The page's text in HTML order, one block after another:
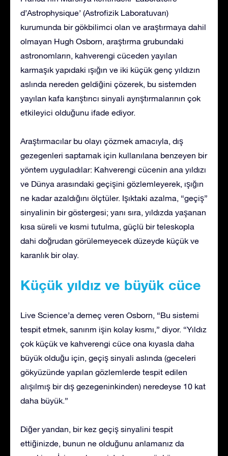
d’Astrophysique’ (Astrofizik Laboratuvarı)
kurumunda bir gökbilimci olan ve araştırmaya dahil
olmayan Hugh Osborn, araştırma grubundaki
astronomların, kahverengi cüceden yayılan
karmaşık yapıdaki ışığın ve iki küçük genç yıldızın
aslında nereden geldiğini çözerek, bu sistemden
yayılan kafa karıştırıcı sinyali ayrıştırmalarının çok
etkileyici olduğunu ifade ediyor.
Araştırmacılar bu olayı çözmek amacıyla, dış
gezegenleri saptamak için kullanılana benzeyen bir
yöntem uyguladılar: Kahverengi cücenin ana yıldızı
ve Dünya arasındaki geçişini gözlemleyerek, ışığın
ne kadar azaldığını ölçtüler. Işıktaki azalma, “geçiş”
sinyalinin bir göstergesi; yanı sıra, yıldızda yaşanan
kısa süreli ve kısmi tutulma, güçlü bir teleskopla
dahi doğrudan görülemeyecek düzeyde küçük ve
karanlık bir olay.
Küçük yıldız ve büyük cüce
Live Science’a demeç veren Osborn, “Bu sistemi
tespit etmek, sanırım işin kolay kısmı,” diyor. “Yıldız
çok küçük ve kahverengi cüce ona kıyasla daha
büyük olduğu için, geçiş sinyali aslında (geceleri
gökyüzünde yapılan gözlemlerde tespit edilen
alışılmış bir dış gezegeninkinden) neredeyse 10 kat
daha büyük.”
Diğer yandan, bir kez geçiş sinyalini tespit
ettiğinizde, bunun ne olduğunu anlamanız da